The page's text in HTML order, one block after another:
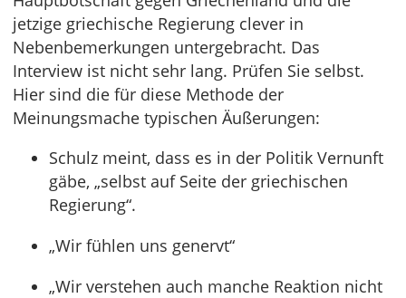
jetzige griechische Regierung clever in
Nebenbemerkungen untergebracht. Das
Interview ist nicht sehr lang. Prüfen Sie selbst.
Hier sind die für diese Methode der
Meinungsmache typischen Äußerungen:
Schulz meint, dass es in der Politik Vernunft
gäbe, „selbst auf Seite der griechischen
Regierung“.
„Wir fühlen uns genervt“
„Wir verstehen auch manche Reaktion nicht